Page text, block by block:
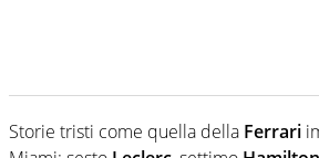
Storie tristi come quella della Ferrari